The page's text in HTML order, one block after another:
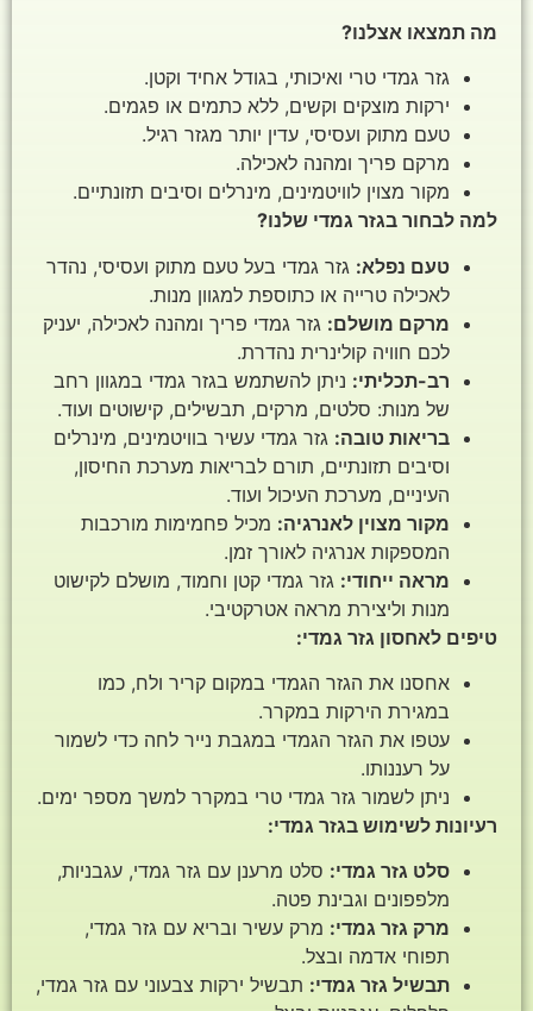
מה תמצאו אצלנו?
גזר גמדי טרי ואיכותי, בגודל אחיד וקטן.
ירקות מוצקים וקשים, ללא כתמים או פגמים.
טעם מתוק ועסיסי, עדין יותר מגזר רגיל.
מרקם פריך ומהנה לאכילה.
מקור מצוין לוויטמינים, מינרלים וסיבים תזונתיים.
למה לבחור בגזר גמדי שלנו?
טעם נפלא: גזר גמדי בעל טעם מתוק ועסיסי, נהדר
לאכילה טרייה או כתוספת למגוון מנות.
מרקם מושלם: גזר גמדי פריך ומהנה לאכילה, יעניק
לכם חוויה קולינרית נהדרת.
רב-תכליתי: ניתן להשתמש בגזר גמדי במגוון רחב
של מנות: סלטים, מרקים, תבשילים, קישוטים ועוד.
בריאות טובה: גזר גמדי עשיר בוויטמינים, מינרלים
וסיבים תזונתיים, תורם לבריאות מערכת החיסון,
העיניים, מערכת העיכול ועוד.
מקור מצוין לאנרגיה: מכיל פחמימות מורכבות
המספקות אנרגיה לאורך זמן.
מראה ייחודי: גזר גמדי קטן וחמוד, מושלם לקישוט
מנות וליצירת מראה אטרקטיבי.
טיפים לאחסון גזר גמדי:
אחסנו את הגזר הגמדי במקום קריר ולח, כמו
במגירת הירקות במקרר.
עטפו את הגזר הגמדי במגבת נייר לחה כדי לשמור
על רעננותו.
ניתן לשמור גזר גמדי טרי במקרר למשך מספר ימים.
רעיונות לשימוש בגזר גמדי:
סלט גזר גמדי: סלט מרענן עם גזר גמדי, עגבניות,
מלפפונים וגבינת פטה.
מרק גזר גמדי: מרק עשיר ובריא עם גזר גמדי,
תפוחי אדמה ובצל.
תבשיל גזר גמדי: תבשיל ירקות צבעוני עם גזר גמדי,